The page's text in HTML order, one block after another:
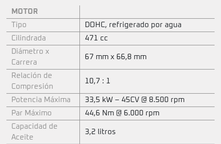
MOTOR
Tipo
DOHC, refrigerado por agua
Cilindrada
471 cc
Diámetro x
Carrera
67 mm x 66,8 mm
Relación de
Compresión
10,7 : 1
Potencia Máxima
33,5 kW – 45CV @ 8.500 rpm
Par Máximo
44,6 Nm @ 6.000 rpm
Capacidad de
Aceite
3,2 litros